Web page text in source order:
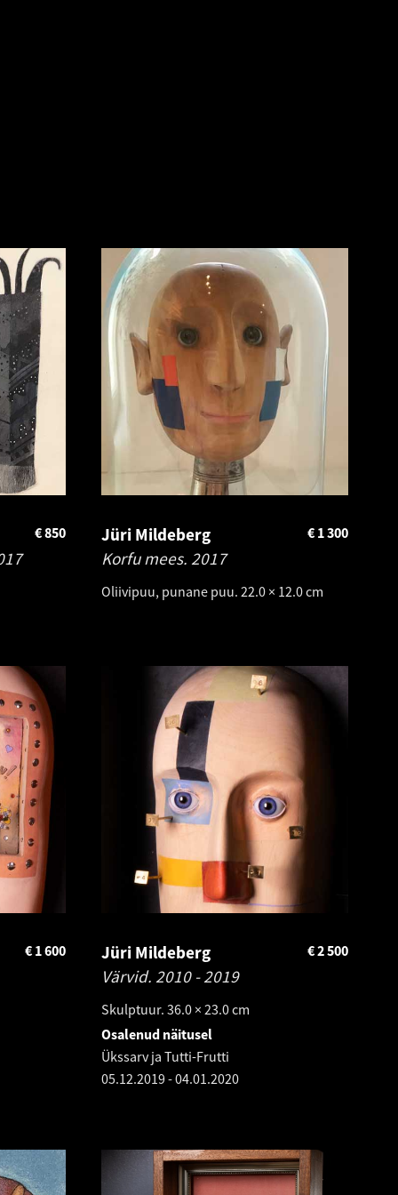
850
€
Jüri Mildeberg
Korfu mees. 2017
Oliivipuu, punane puu. 22.0 × 12.0 cm
1 300
€
1 600
€
Jüri Mildeberg
Värvid. 2010 - 2019
Skulptuur. 36.0 × 23.0 cm
2 500
€
Osalenud näitusel
Ükssarv ja Tutti-Frutti
05.12.2019-04.01.2020